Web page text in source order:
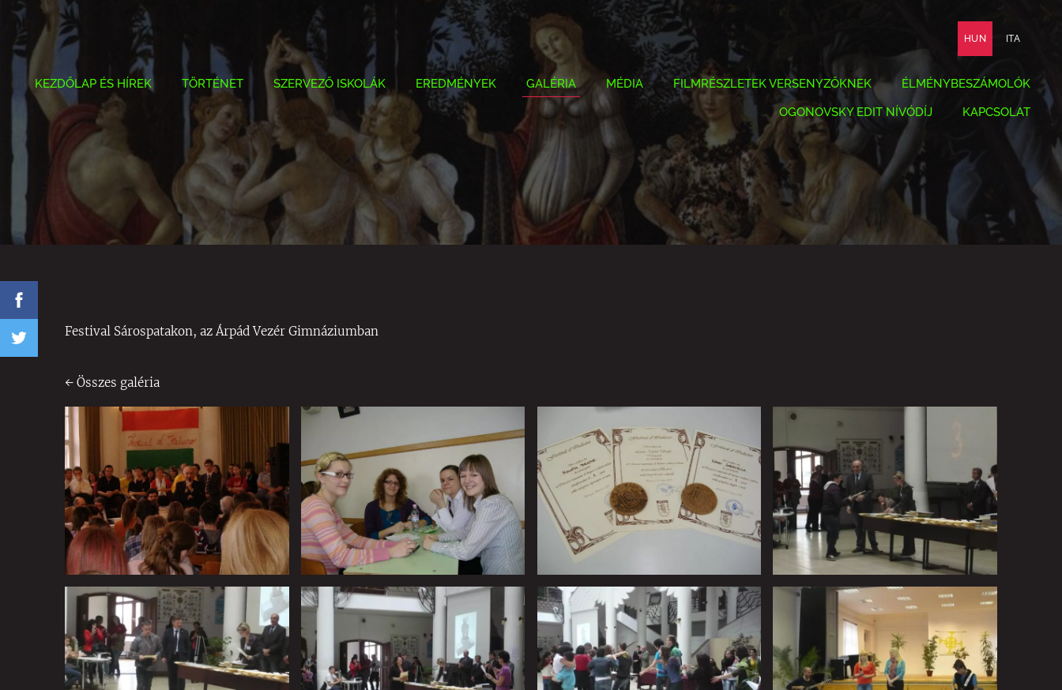
KEZDŐLAP ÉS HÍREK TÖRTÉNET SZERVEZŐ ISKOLÁK EREDMÉNYEK GALÉRIA MÉDIA FILMRÉSZLETEK VERSENYZŐKNEK
ÉLMÉNYBESZÁMOLÓK
OGONOVSKY EDIT NÍVÓDÍJ
KAPCSOLAT
HUN ITA
Festival Sárospatakon, az Árpád Vezér Gimnáziumban
Összes galéria